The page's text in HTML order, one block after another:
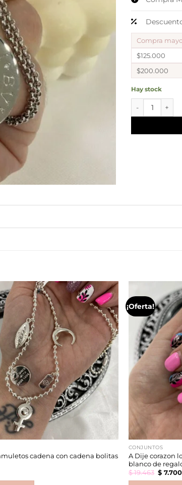
Compra
$125.000
$200.000
Hay stock
D conjunto
cadena con cadena bolitas
¡Oferta!
CONJUNTOS
A Dije corazon
blanco de
$19.463 Original
price
$7.700